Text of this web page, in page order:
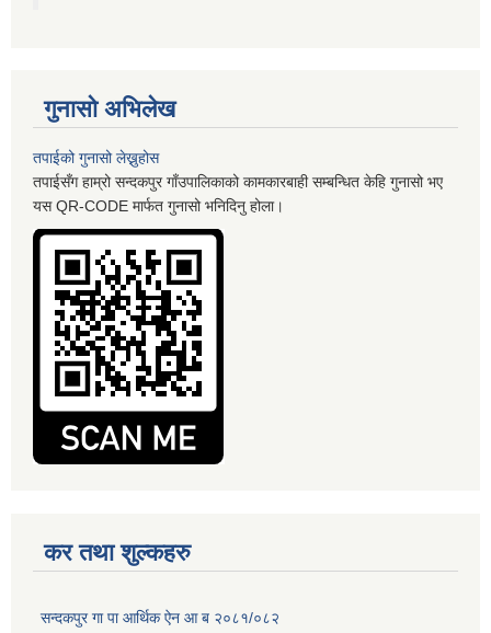
गुनासो अभिलेख
तपाईको गुनासो लेख्नुहोस
तपाईसँग हाम्रो सन्दकपुर गाँउपालिकाको कामकारबाही सम्बन्धित केहि गुनासो भए
यस QR-CODE मार्फत गुनासो भनिदिनु होला।
कर तथा शुल्कहरु
सन्दकपुर गा पा आर्थिक ऐन आ ब २०८१/०८२